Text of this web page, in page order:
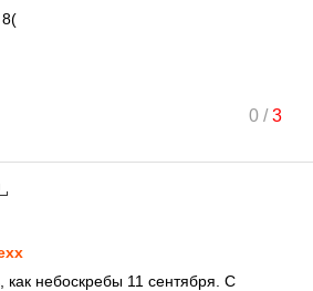
8(
0/3
небоскребы 11 сентября. С